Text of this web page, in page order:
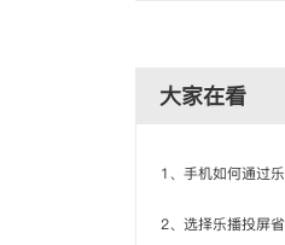
大家在看